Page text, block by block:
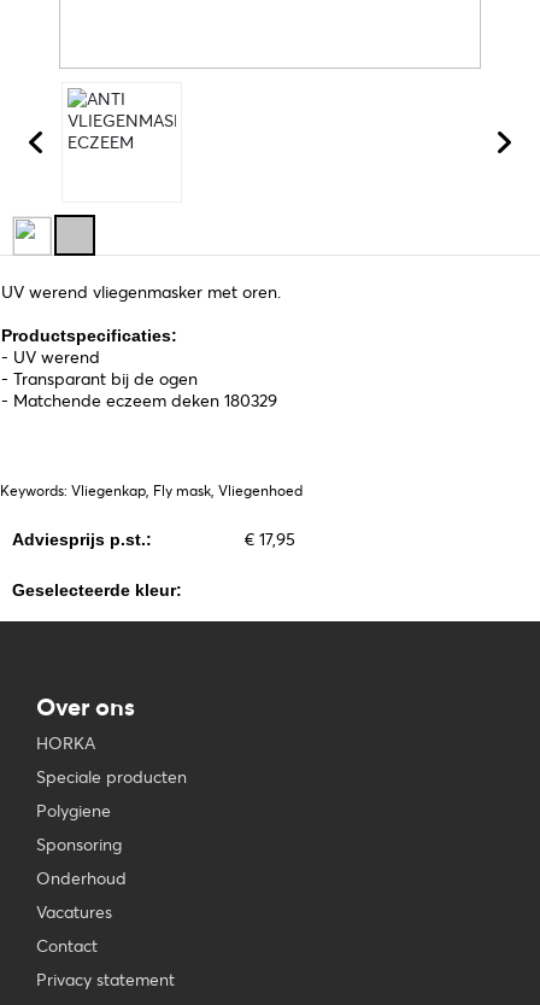
UV werend vliegenmasker met oren.
Productspecificaties:
- UV werend
- Transparant bij de ogen
- Matchende eczeem deken 180329
Keywords: Vliegenkap, Fly mask, Vliegenhoed
Adviesprijs p.st.: € 17,95
Geselecteerde kleur:
Over ons
HORKA
Speciale producten
Polygiene
Sponsoring
Onderhoud
Vacatures
Contact
Privacy statement